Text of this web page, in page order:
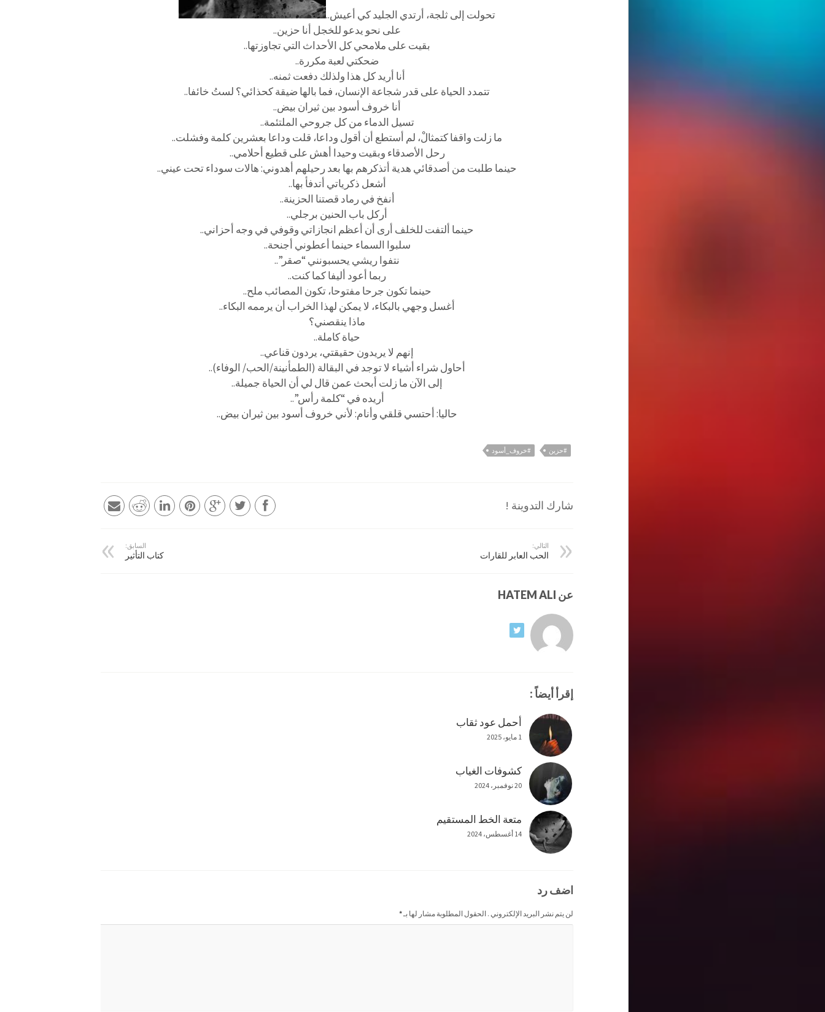
تحولت إلى ثلجة، أرتدي الجليد كي أعيش..
على نحو يدعو للخجل أنا حزين..
بقيت على ملامحي كل الأحداث التي تجاوزتها..
ضحكتي لعبة مكررة..
أنا أريد كل هذا ولذلك دفعت ثمنه..
تتمدد الحياة على قدر شجاعة الإنسان، فما بالها ضيقة كحذائي؟ لستُ خائفا..
أنا خروف أسود بين ثيران بيض..
تسيل الدماء من كل جروحي الملتئمة..
ما زلت واقفا كتمثالْ، لم أستطع أن أقول وداعا، قلت وداعا بعشرين كلمة وفشلت..
رحل الأصدقاء وبقيت وحيدا أهش على قطيع أحلامي..
حينما طلبت من أصدقائي هدية أتذكرهم بها بعد رحيلهم أهدوني: هالات سوداء تحت عيني..
أشعل ذكرياتي أتدفأ بها..
أنفخ في رماد قصتنا الحزينة..
أركل باب الحنين برجلي..
حينما ألتفت للخلف أرى أن أعظم انجازاتي وقوفي في وجه أحزاني..
سلبوا السماء حينما أعطوني أجنحة..
نتفوا ريشي يحسبونني “صقر”..
ربما أعود أليفا كما كنت..
حينما تكون جرحا مفتوحا، تكون المصائب ملح..
أغسل وجهي بالبكاء، لا يمكن لهذا الخراب أن يرممه البكاء..
ماذا ينقصني؟
حياة كاملة..
إنهم لا يريدون حقيقتي، يردون قناعي..
أحاول شراء أشياء لا توجد في البقالة (الطمأنينة/الحب/ الوفاء)..
إلى الآن ما زلت أبحث عمن قال لي أن الحياة جميلة..
أريده في “كلمة رأس”..
حاليا: أحتسي قلقي وأنام: لأني خروف أسود بين ثيران بيض..
#حزين #خروف_أسود
شارك التدوينة !
السابق:
كتاب التأثير
التالي:
الحب العابر للقارات
عن HATEM ALI
إقرأ أيضاً :
أحمل عود ثقاب
1 مايو، 2025
كشوفات الغياب
20 نوفمبر، 2024
متعة الخط المستقيم
14 أغسطس، 2024
اضف رد
لن يتم نشر البريد الإلكتروني . الحقول المطلوبة مشار لها بـ *